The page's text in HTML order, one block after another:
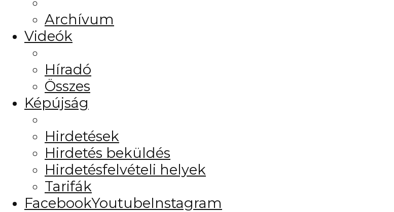
Archívum
Videók
Híradó
Összes
Képújság
Hirdetések
Hirdetés beküldés
Hirdetésfelvételi helyek
Tarifák
FacebookYoutubeInstagram